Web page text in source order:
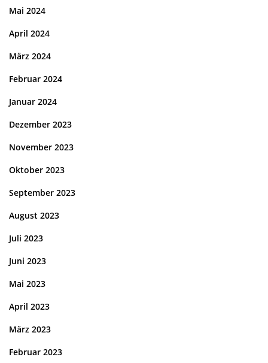
Mai 2024
April 2024
März 2024
Februar 2024
Januar 2024
Dezember 2023
November 2023
Oktober 2023
September 2023
August 2023
Juli 2023
Juni 2023
Mai 2023
April 2023
März 2023
Februar 2023